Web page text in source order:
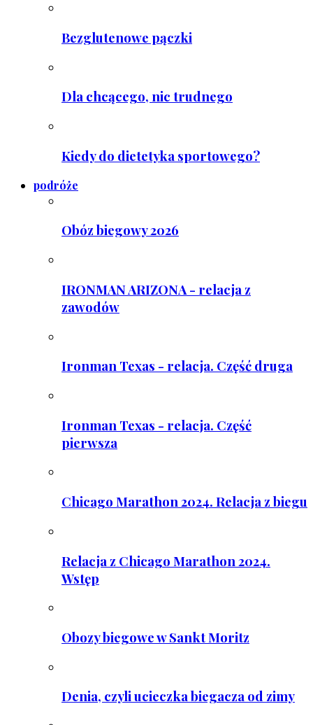
Bezglutenowe pączki
Dla chcącego, nic trudnego
Kiedy do dietetyka sportowego?
podróże
Obóz biegowy 2026
IRONMAN ARIZONA - relacja z
zawodów
Ironman Texas - relacja. Część druga
Ironman Texas - relacja. Część
pierwsza
Chicago Marathon 2024. Relacja z biegu
Relacja z Chicago Marathon 2024.
Wstęp
Obozy biegowe w Sankt Moritz
Denia, czyli ucieczka biegacza od zimy